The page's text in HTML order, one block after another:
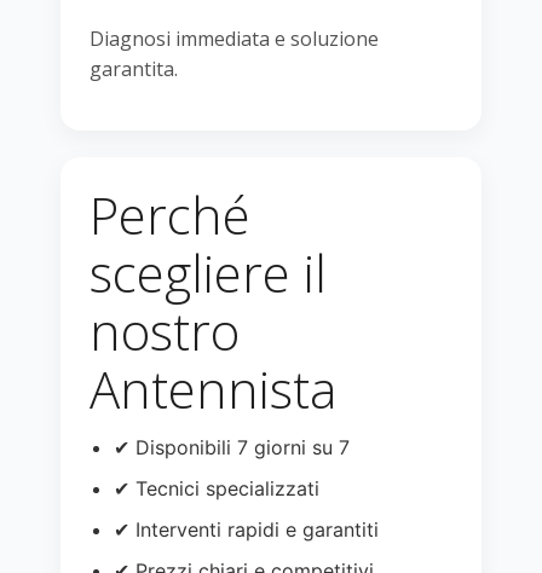
Diagnosi immediata e soluzione
garantita.
Perché
scegliere il
nostro
Antennista
✔ Disponibili 7 giorni su 7
✔ Tecnici specializzati
✔ Interventi rapidi e garantiti